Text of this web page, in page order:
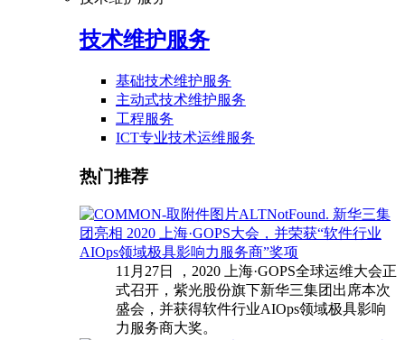
技术维护服务
基础技术维护服务
主动式技术维护服务
工程服务
ICT专业技术运维服务
热门推荐
新华三集
团亮相 2020 上海·GOPS大会，并荣获“软件行业
AIOps领域极具影响力服务商”奖项
11月27日 ，2020 上海·GOPS全球运维大会正
式召开，紫光股份旗下新华三集团出席本次
盛会，并获得软件行业AIOps领域极具影响
力服务商大奖。